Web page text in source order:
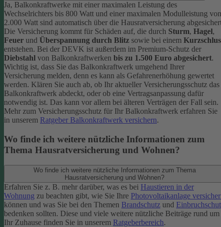
Ja, Balkonkraftwerke mit einer maximalen Leistung des
Wechselrichters bis 800 Watt und einer maximalen Modulleistung von
2.000 Watt sind automatisch über die Hausratversicherung
Die Versicherung kommt für Schäden auf, die durch Sturm, Hagel,
Feuer und Überspannung durch Blitz sowie bei einem
entstehen. Bei der DEVK ist außerdem im Premium-Schutz der
Diebstahl von Balkonkraftwerken bis zu 1.500 Euro abgesichert.
Wichtig ist, dass Sie das Balkonkraftwerk umgehend Ihrer
Versicherung melden, denn es kann als Gefahrenerhöhung gewertet
werden. Klären Sie auch ab, ob Ihr aktueller Versicherungsschutz das
Balkonkraftwerk abdeckt, oder ob eine Vertragsanpassung dafür
notwendig ist. Das kann vor allem bei älteren Verträgen der Fall sein.
Mehr zum Versicherungsschutz für Ihr Balkonkraftwerk erfahren Sie
in unserem Ratgeber Balkonkraftwerk versichern.
Wo finde ich weitere nützliche Informationen zum
Thema Hausratversicherung und Wohnen?
Wo finde ich weitere nützliche Informationen zum Thema
Hausratversicherung und Wohnen?
Erfahren Sie z. B. mehr darüber, was es bei Haustieren in der
Wohnung zu beachten gibt, wie Sie Ihre Photovoltaikanlage
können und was Sie bei den Themen Brandschutz und
bedenken sollten. Diese und viele weitere nützliche Beiträge rund um
Ihr Zuhause finden Sie in unserem Ratgeberbereich.